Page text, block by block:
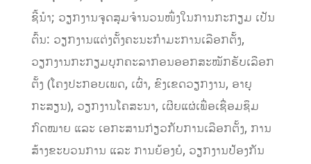
ຊີ້ນຳ; ວຽກງານຈຸດສຸມຈໍານວນໜຶ່ງໃນການກະກຽມ ເປັນ
ຕົ້ນ: ວຽກງານແຕ່ງຕັ້ງຄະນະກໍາມະການເລືອກຕັ້ງ,
ວຽກງານກະກຽມບຸກຄະລາກອນອອກສະໝັກຮັບເລືອກ
ຕັ້ງ (ໂຄງປະກອບເພດ, ເຜົ່າ, ຂົງເຂດວຽກງານ, ອາຍຸ
ກະສຽນ), ວຽກງານໂຄສະນາ, ເຜີຍແຜ່ເພື່ອເຊື່ອມຊຶມ
ກົດໝາຍ ແລະ ເອກະສານກ່ຽວກັບການເລືອກຕັ້ງ, ການ
ສ້າງຂະບວນການ ແລະ ການຍ້ອງຍໍ, ວຽກງານປ້ອງກັນ